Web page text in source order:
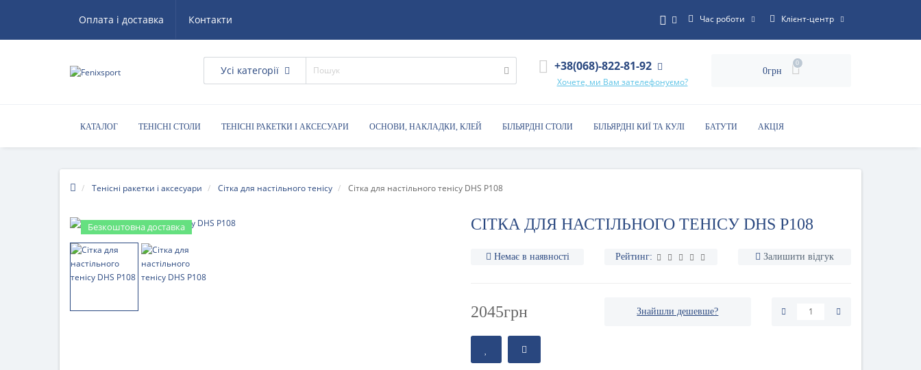
Оплата і доставка Контакти Час роботи Клієнт-центр
Усі категорії +38(068)-822-81-92
Хочете, ми Вам зателефонуємо?
0грн
0
КАТАЛОГ ТЕНІСНІ СТОЛИ ТЕНІСНІ РАКЕТКИ І АКСЕСУАРИ ОСНОВИ, НАКЛАДКИ, КЛЕЙ БІЛЬЯРДНІ СТОЛИ БІЛЬЯРДНІ КИЇ ТА КУЛІ БАТУТИ АКЦІЯ
КОРИСНІ ПОРАДИ
Тенісні ракетки і аксесуари Сітка для настільного тенісу Сітка для настільного тенісу DHS P108
Безкоштовна доставка СІТКА ДЛЯ НАСТІЛЬНОГО ТЕНІСУ DHS P108
Немає в наявності Рейтинг: Залишити відгук
2045грн Знайшли дешевше?